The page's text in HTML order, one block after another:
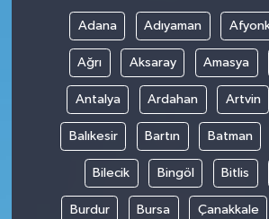
Adana Adıyaman
Ağrı Aksaray Amasya
Antalya Ardahan Artvin
Balıkesir Bartın Batman
Bilecik Bingöl Bitlis
Burdur Bursa Çanakkale